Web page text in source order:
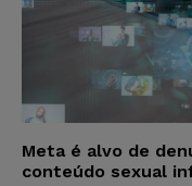
Meta é alvo de
conteúdo sexual